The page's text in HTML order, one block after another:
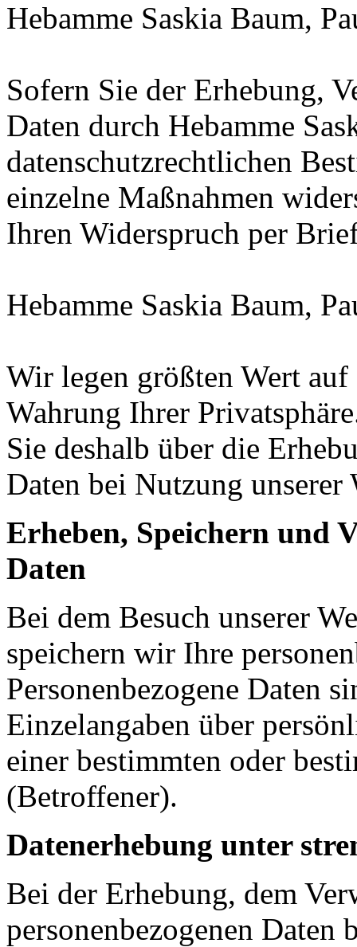
Hebamme Saskia Baum,
Sofern Sie der Erhebung,
Daten durch Hebamme
datenschutzrechtlichen
einzelne Maßnahmen
Ihren Widerspruch per
Hebamme Saskia Baum,
Wir legen größten Wert
Wahrung Ihrer
Sie deshalb über die
Daten bei Nutzung unserer
Erheben, Speichern und
Daten
Bei dem Besuch unserer
speichern wir Ihre
Personenbezogene Daten
Einzelangaben über
einer bestimmten oder
(Betroffener).
Datenerhebung unter
Bei der Erhebung, dem
personenbezogenen Daten